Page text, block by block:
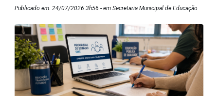
Publicado em: 24/07/2026 3h56 - em Secretaria Municipal de Educação